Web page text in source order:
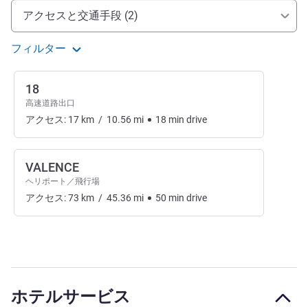
アクセスと交通機関
アクセスと交通手段 (2)
フィルター
18
高速道路出口
アクセス: 17 km / 10.56 mi 18 min drive
VALENCE
ヘリポート／飛行場
アクセス:73 km / 45.36 mi 50 min drive
ホテルサービス